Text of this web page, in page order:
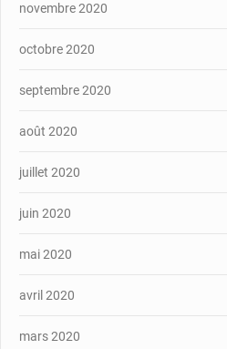
novembre 2020
octobre 2020
septembre 2020
août 2020
juillet 2020
juin 2020
mai 2020
avril 2020
mars 2020